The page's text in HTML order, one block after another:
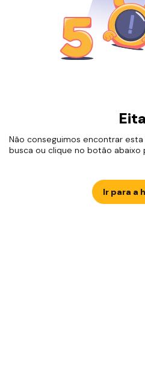
Não conseguimos encontrar
busca ou clique no botão abaixo
Ir para a